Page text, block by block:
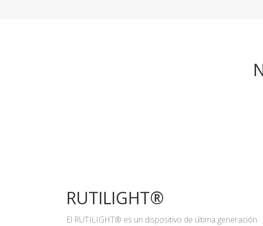
RUTILIGHT®
El RUTILIGHT® es un dispositivo de última generación